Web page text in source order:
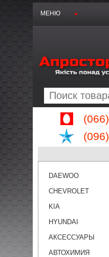
(066)
(096)
МЕНЮ
DAEWOO
CHEVROLET
KIA
HYUNDAI
АКСЕССУАРЫ
АВТОХИМИЯ